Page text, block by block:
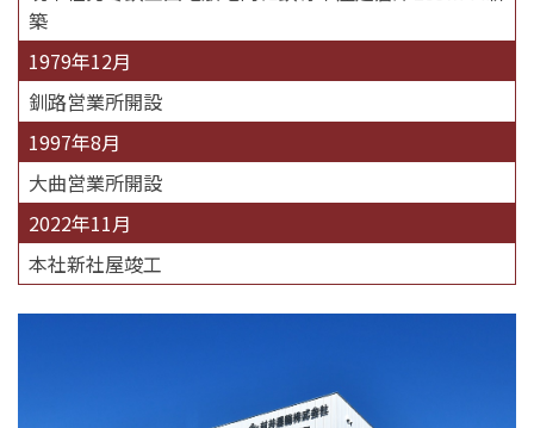
築
1979年12月
釧路営業所開設
1997年8月
大曲営業所開設
2022年11月
本社新社屋竣工